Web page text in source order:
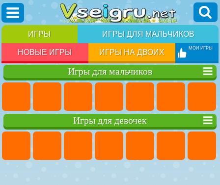
ИГРЫ ИГРЫ ДЛЯ МАЛЬЧИКОВ
НОВЫЕ ИГРЫ ИГРЫ НА ДВОИХ МОИ ИГРЫ
Игры для мальчиков
Игры для девочек